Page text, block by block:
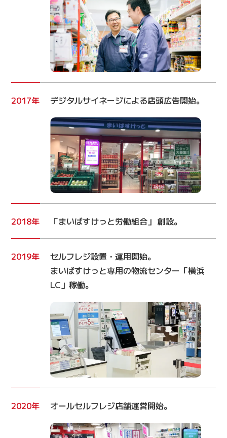
2017年 デジタルサイネージによる店頭広告開始。
2018年 「まいばすけっと労働組合」 創設。
2019年
セルフレジ設置・運用開始。
まいばすけっと専用の物流センター「横浜
LC」稼働。
2020年 オールセルフレジ店舗運営開始。